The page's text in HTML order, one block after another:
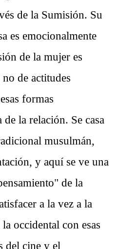
de la Sumisión. Su
es emocionalmente
de la mujer es
de actitudes
formas
la relación. Se casa
musulmán,
y aquí se ve una
de la
a la vez a la
occidental con esas
del cine y el